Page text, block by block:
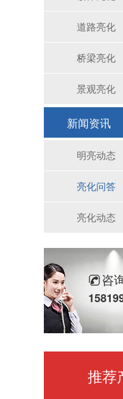
道路亮化
桥梁亮化
景观亮化
新闻资讯
明亮动态
亮化问答
亮化动态
咨
推荐